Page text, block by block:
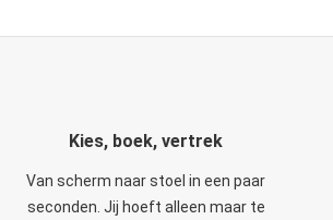
Kies, boek, vertrek
Van scherm naar stoel in een paar
seconden. Jij hoeft alleen maar te